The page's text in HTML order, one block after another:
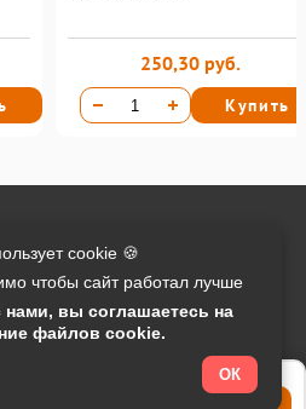
250,30 руб.
Купить
manager.ru
на сайте:
cookie 🍪
чтобы сайт работал лучше
нами, вы соглашаетесь на
файлов cookie.
ОК